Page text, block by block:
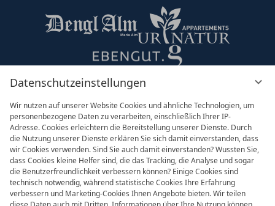
Datenschutzeinstellungen
Wir nutzen auf unserer Website Cookies und ähnliche Technologien, um
personenbezogene Daten zu verarbeiten, einschließlich Ihrer IP-
Adresse. Cookies erleichtern die Bereitstellung unserer Dienste. Durch
die Nutzung unserer Dienste erklären Sie sich damit einverstanden, dass
wir Cookies verwenden. Sind Sie auch damit einverstanden? Wussten Sie,
dass Cookies kleine Helfer sind, die das Tracking, die Analyse und sogar
die Benutzerfreundlichkeit verbessern können? Einige Cookies sind
technisch notwendig, während statistische Cookies Ihre Erfahrung
verbessern und Marketing-Cookies Ihnen Angebote bieten. Wir teilen